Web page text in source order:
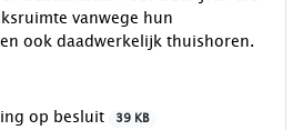
vanwege hun
ook daadwerkelijk thuishoren.
op besluit
39 KB